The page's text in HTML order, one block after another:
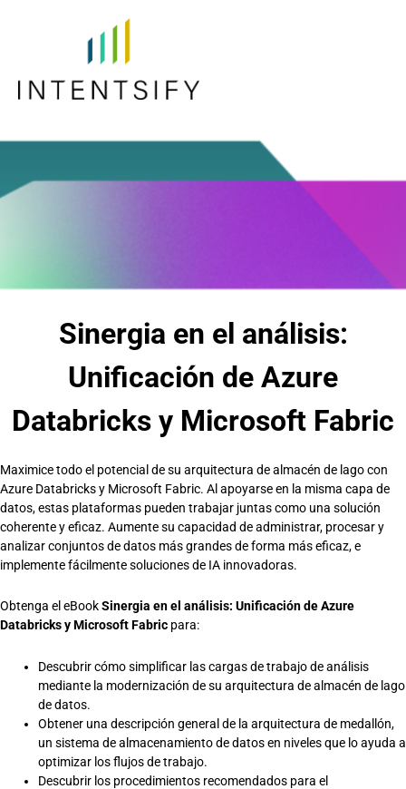
Sinergia en el análisis:
Unificación de Azure
Databricks y Microsoft Fabric
Maximice todo el potencial de su arquitectura de almacén de lago con
Azure Databricks y Microsoft Fabric. Al apoyarse en la misma capa de
datos, estas plataformas pueden trabajar juntas como una solución
coherente y eficaz. Aumente su capacidad de administrar, procesar y
analizar conjuntos de datos más grandes de forma más eficaz, e
implemente fácilmente soluciones de IA innovadoras.
Obtenga el eBookSinergia en el análisis: Unificación de Azure
Databricks y Microsoft Fabric para:
Descubrir cómo simplificar las cargas de trabajo de análisis
mediante la modernización de su arquitectura de almacén de lago
de datos.
Obtener una descripción general de la arquitectura de medallón,
un sistema de almacenamiento de datos en niveles que lo ayuda a
optimizar los flujos de trabajo.
Descubrir los procedimientos recomendados para el